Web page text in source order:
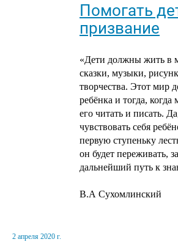
Помогать
призвание
«Дети должны жить в
сказки, музыки,
творчества. Этот мир
ребёнка и тогда,
его читать и писать.
чувствовать себя
первую ступеньку
он будет переживать,
дальнейший путь к
В.А Сухомлинский
2 апреля 2020 г.